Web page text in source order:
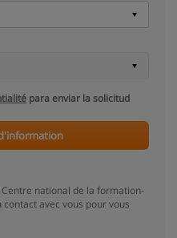
para enviar la solicitud
national de la formation-
avec vous pour vous